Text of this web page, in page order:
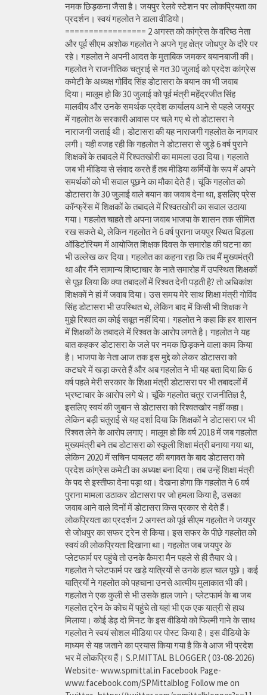
नमक छिड़कना जैसा है। जयपुर रेलवे स्टेशन पर लोकप्रियता का
प्रदर्शन। स्वयं गहलोत ने डाला वीडियो।
================= 2 अगस्त को कांग्रेस के वरिष्ठ नेता
और पूर्व सीएम अशोक गहलोत ने अपने गृह क्षेत्र जोधपुर के दौरे पर
रहे। गहलोत ने अपनी आदत के मुताबिक जमकर बयानबाजी की।
गहलोत ने राजनीतिक चतुराई से गत 30 जुलाई को प्रदेश कांग्रेस
कमेटी के अध्यक्ष गोविंद सिंह डोटासरा के बयान का भी जवाब
दिया। मालूम हो कि 30 जुलाई को पूर्व मंत्री महेंद्रजीत सिंह
मालवीय और उनके समर्थक प्रदेश कार्यालय आने से पहले जयपुर
में गहलोत के सरकारी आवास पर चले गए थे तो डोटासरा ने
नाराजगी जताई थी। डोटासरा की यह नाराजगी गहलोत के नागवार
लगी। यही वजह रही कि गहलोत ने डोटासरा से जुड़े 6 वर्ष पुराने
शिक्षकों के तबादले में रिश्वतखोरी का मामला उठा दिया। गहलाते
जब भी मीडिया से संवाद करते हैं तब मीडिया कर्मियों के रूप में अपने
समर्थकों को भी सवाल पूछने का मौका देते हैं। चूंकि गहलोत को
डोटासरा के 30 जुलाई वाले बयान का जवाब देना था, इसलिए प्रेस
कॉन्फ्रेंस में शिक्षकों के तबादले में रिश्वतखोरी का सवाल उठाया
गया। गहलोत चाहते तो अपना जवाब भाजपा के शासन तक सीमित
रख सकते थे, लेकिन गहलोत ने 6 वर्ष पुराना जयपुर स्थित बिड़ला
ऑडिटोरियम में आयोजित शिक्षक दिवस के समारोह की घटना का
भी उल्लेख कर दिया। गहलोत का कहना रहा कि तब मैं मुख्यमंत्री
था और मैंने सामान्य शिष्टाचार के नाते समारोह में उपस्थित शिक्षकों
से पूछ लिया कि क्या तबादलों में रिश्वत देनी पड़ती है? तो अधिकांश
शिक्षकों ने हां में जवाब दिया। उस समय मेरे साथ शिक्षा मंत्री गोविंद
सिंह डोटासरा भी उपस्थित थे, लेकिन बाद में किसी भी शिक्षक ने
मुझे रिश्वत का कोई सबूत नहीं दिया। गहलोत ने कहा कि हर शासन
में शिक्षकों के तबादले में रिश्वत के आरोप लगते है। गहलोत ने यह
बात कहकर डोटासरा के जले पर नमक छिड़कने वाला काम किया
है। भाजपा के नेता आज तक इस मुद्दे को लेकर डोटासरा को
कटघरे में खड़ा करते हैं और अब गहलोत ने भी यह बता दिया कि 6
वर्ष पहले मेरी सरकार के शिक्षा मंत्री डोटासरा पर भी तबादलों में
भ्रष्टाचार के आरोप लगे थे। चूंकि गहलोत चतुर राजनीतिज्ञ है,
इसलिए स्वयं की जुबान से डोटासरा को रिश्वतखोर नहीं कहा।
लेकिन बड़ी चतुराई से यह दर्शा दिया कि शिक्षकों ने डोटासरा पर भी
रिश्वत लेने के आरोप लगाए। मालूम हो कि वर्ष 2018 में जब गहलोत
मुख्यमंत्री बने तब डोटासरा को स्कूली शिक्षा मंत्री बनाया गया था,
लेकिन 2020 में सचिन पायलट की बगावत के बाद डोटासरा को
प्रदेश कांग्रेस कमेटी का अध्यक्ष बना दिया। तब उन्हें शिक्षा मंत्री
के पद से इस्तीफा देना पड़ा था। देखना होगा कि गहलोत ने 6 वर्ष
पुराना मामला उठाकर डोटासरा पर जो हमला किया है, उसका
जवाब आने वाले दिनों में डोटासरा किस प्रकार से देते हैं।
लोकप्रियता का प्रदर्शन 2 अगस्त को पूर्व सीएम गहलोत ने जयपुर
से जोधपुर का सफर ट्रेन से किया। इस सफर के पीछे गहलोत को
स्वयं की लोकप्रियता दिखाना था। गहलोत जब जयपुर के
प्लेटफार्म पर पहुंचे तो उनके कैमरा मैन पहले से ही तैयार थे।
गहलोत ने प्लेटफार्म पर खड़े यात्रियों से उनके हाल चाल पूछे। कई
यात्रियों ने गहलोत को पहचाना उनसे आत्मीय मुलाकात भी की।
गहलोत ने एक कुली से भी उसके हाल जाने। प्लेटफार्म के बा जब
गहलोत ट्रेन के कोच में पहुंचे तो यहां भी एक एक यात्री से हाथ
मिलाया। कोई डेढ़ दो मिनट के इस वीडियो को फिल्मी गाने के साथ
गहलोत ने स्वयं सोशल मीडिया पर पोस्ट किया है। इस वीडियो के
माध्यम से यह जताने का प्रयास किया गया है कि वे आज भी प्रदेश
भर में लोकप्रिय हैं। S.P.MITTAL BLOGGER ( 03-08-2026)
Website- www.spmittal.in Facebook Page-
www.facebook.com/SPMittalblog Follow me on